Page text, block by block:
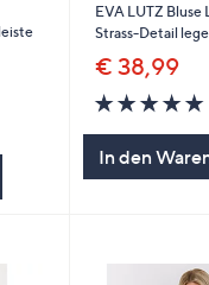
EVA LUTZ Bluse
Strass-Detail
€ 38,99
In den